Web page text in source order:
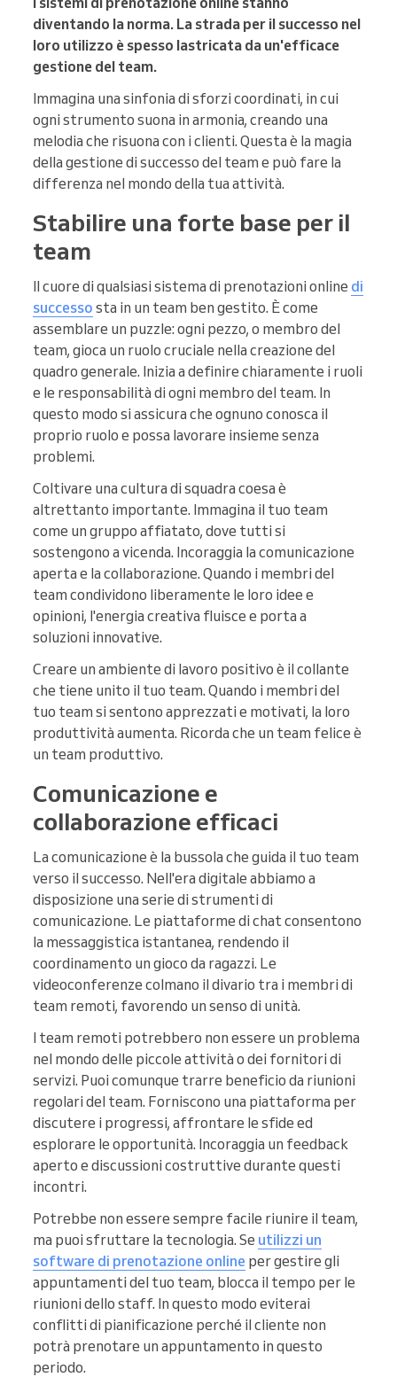
diventando la norma. La strada per il successo nel
loro utilizzo è spesso lastricata da un'efficace
gestione del team.
Immagina una sinfonia di sforzi coordinati, in cui
ogni strumento suona in armonia, creando una
melodia che risuona con i clienti. Questa è la magia
della gestione di successo del team e può fare la
differenza nel mondo della tua attività.
Stabilire una forte base per il
team
Il cuore di qualsiasi sistema di prenotazioni online di
successo sta in un team ben gestito. È come
assemblare un puzzle: ogni pezzo, o membro del
team, gioca un ruolo cruciale nella creazione del
quadro generale. Inizia a definire chiaramente i ruoli
e le responsabilità di ogni membro del team. In
questo modo si assicura che ognuno conosca il
proprio ruolo e possa lavorare insieme senza
problemi.
Coltivare una cultura di squadra coesa è
altrettanto importante. Immagina il tuo team
come un gruppo affiatato, dove tutti si
sostengono a vicenda. Incoraggia la comunicazione
aperta e la collaborazione. Quando i membri del
team condividono liberamente le loro idee e
opinioni, l'energia creativa fluisce e porta a
soluzioni innovative.
Creare un ambiente di lavoro positivo è il collante
che tiene unito il tuo team. Quando i membri del
tuo team si sentono apprezzati e motivati, la loro
produttività aumenta. Ricorda che un team felice è
un team produttivo.
Comunicazione e
collaborazione efficaci
La comunicazione è la bussola che guida il tuo team
verso il successo. Nell'era digitale abbiamo a
disposizione una serie di strumenti di
comunicazione. Le piattaforme di chat consentono
la messaggistica istantanea, rendendo il
coordinamento un gioco da ragazzi. Le
videoconferenze colmano il divario tra i membri di
team remoti, favorendo un senso di unità.
I team remoti potrebbero non essere un problema
nel mondo delle piccole attività o dei fornitori di
servizi. Puoi comunque trarre beneficio da riunioni
regolari del team. Forniscono una piattaforma per
discutere i progressi, affrontare le sfide ed
esplorare le opportunità. Incoraggia un feedback
aperto e discussioni costruttive durante questi
incontri.
Potrebbe non essere sempre facile riunire il team,
ma puoi sfruttare la tecnologia. Se utilizzi un
software di prenotazione online per gestire gli
appuntamenti del tuo team, blocca il tempo per le
riunioni dello staff. In questo modo eviterai
conflitti di pianificazione perché il cliente non
potrà prenotare un appuntamento in questo
periodo.